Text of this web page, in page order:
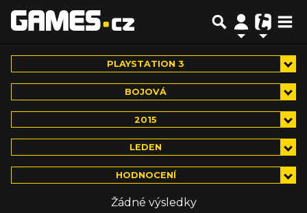
PLAYSTATION 3
BOJOVÁ
2015
LEDEN
HODNOCENÍ
Žádné výsledky